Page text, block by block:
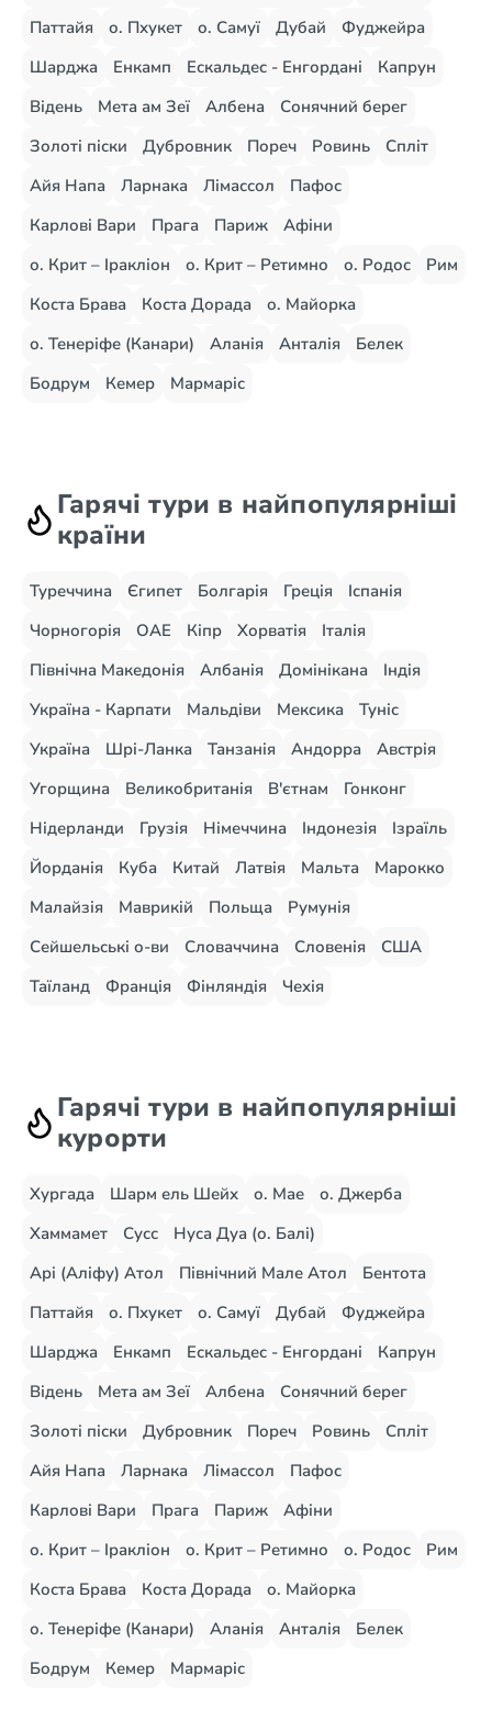
Паттайя
о. Пхукет о. Самуї Дубай
Фуджейра
Шарджа
Енкамп Ескальдес - Енгордані
Капрун
Відень
Мета ам Зеї Албена
Сонячний берег
Золоті піски
Дубровник Пореч Ровинь
Спліт
Айя Напа
Ларнака Лімассол
Пафос
Карлові Вари
Прага Париж
Афіни
о. Крит – Іракліон
о. Крит – Ретимно о. Родос
Рим
Коста Брава
Коста Дорада
о. Майорка
о. Тенеріфе (Канари)
Аланія Анталія
Белек
Бодрум
Кемер Мармаріс
Гарячі тури в найпопулярніші
країни
Туреччина Єгипет Болгарія Греція
Іспанія
Чорногорія
ОАЕ Кіпр Хорватія
Італія
Північна Македонія
Албанія Домінікана
Індія
Україна - Карпати
Мальдіви Мексика
Туніс
Україна
Шрі-Ланка Танзанія Андорра
Австрія
Угорщина
Великобританія В'єтнам
Гонконг
Нідерланди
Грузія Німеччина Індонезія
Ізраїль
Йорданія
Куба Китай Латвія Мальта
Марокко
Малайзія
Маврикій Польща
Румунія
Сейшельські о-ви
Словаччина Словенія
США
Таїланд
Франція Фінляндія Чехія
Гарячі тури в найпопулярніші
курорти
Хургада Шарм ель Шейх о. Мае
о. Джерба
Хаммамет
Сусс
Нуса Дуа (о. Балі)
Арі (Аліфу) Атол
Північний Мале Атол
Бентота
Паттайя
о. Пхукет о. Самуї Дубай
Фуджейра
Шарджа
Енкамп Ескальдес - Енгордані
Капрун
Відень
Мета ам Зеї Албена
Сонячний берег
Золоті піски
Дубровник Пореч Ровинь
Спліт
Айя Напа
Ларнака Лімассол
Пафос
Карлові Вари
Прага Париж
Афіни
о. Крит – Іракліон
о. Крит – Ретимно о. Родос
Рим
Коста Брава
Коста Дорада
о. Майорка
о. Тенеріфе (Канари)
Аланія Анталія
Белек
Бодрум
Кемер Мармаріс